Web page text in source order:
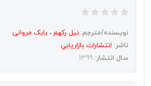
نویسنده/مترجم: نیل رکهم ، بابک مروانی
ناشر: انتشارات بازاريابي
سال انتشار: 1399